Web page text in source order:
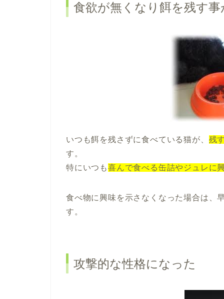
食欲が無くなり餌を残す
いつも餌を残さずに食べている猫が、 残
す。
特にいつも喜んで食べる缶詰やジュレに
食べ物に興味を示さなくなった場合は、
す。
攻撃的な性格になった